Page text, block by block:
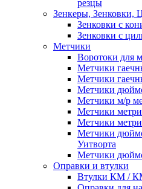
резцы
Зенкеры, Зенковки,
Зенковки с
Зенковки с
Метчики
Воротоки для
Метчики
Метчики
Метчики
Метчики м/р
Метчики
Метчики
Метчики
Уитворта
Метчики
Оправки и втулки
Втулки КМ /